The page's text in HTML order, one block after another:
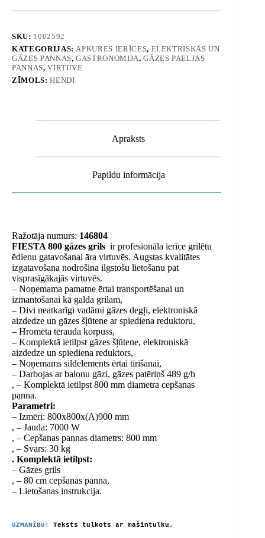
800
Hendi
146804
daudzums
SKU: 1002592
KATEGORIJAS:APKURES IERĪCES, ELEKTRISKĀS UN
GĀZES PANNAS,GASTRONOMIJA,GĀZES PAELJAS
PANNAS,VIRTUVE
ZĪMOLS:HENDI
Apraksts
Papildu informācija
Ražotāja numurs: 146804
FIESTA 800 gāzes grils ir profesionāla ierīce grilētu
ēdienu gatavošanai āra virtuvēs. Augstas kvalitātes
izgatavošana nodrošina ilgstošu lietošanu pat
visprasīgākajās virtuvēs.
– Noņemama pamatne ērtai transportēšanai un
izmantošanai kā galda grilam,
– Divi neatkarīgi vadāmi gāzes degļi, elektroniskā
aizdedze un gāzes šļūtene ar spiediena reduktoru,
– Hromēta tērauda korpuss,
– Komplektā ietilpst gāzes šļūtene, elektroniskā
aizdedze un spiediena reduktors,
– Noņemams sildelements ērtai tīrīšanai,
– Darbojas ar balonu gāzi, gāzes patēriņš 489 g/h
, – Komplektā ietilpst 800 mm diametra cepšanas
panna.
Parametri:
– Izmēri: 800x800x(A)900 mm
, – Jauda: 7000 W
, – Cepšanas pannas diametrs: 800 mm
, – Svars: 30 kg
. Komplektā ietilpst:
– Gāzes grils
, – 80 cm cepšanas panna,
– Lietošanas instrukcija.
UZMANĪBU! Teksts tulkots ar mašīntulku.